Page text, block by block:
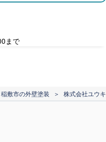
まで
稲敷市の外壁塗装 ＞ 株式会社ユウ